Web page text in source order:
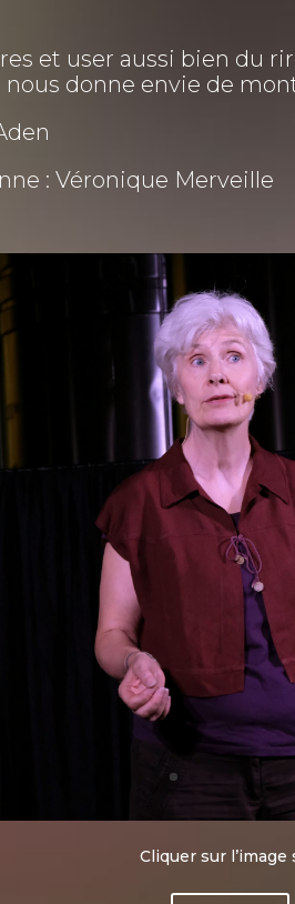
et user aussi bien du
donne envie de
: Véronique Merveille
Cliquer sur l’image